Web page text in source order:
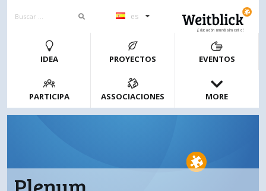
es
¡Educación mundialmente!
IDEA PROYECTOS EVENTOS
PARTICIPA ASSOCIACIONES MORE